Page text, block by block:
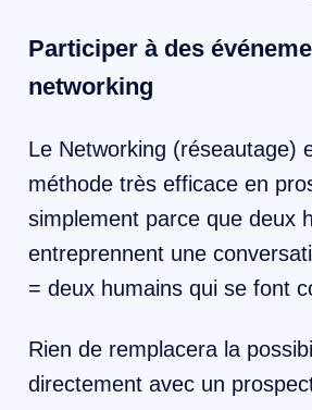
Participer à des
networking
Le Networking (réseautage)
méthode très efficace en
simplement parce que deux
entreprennent une
= deux humains qui se font
Rien de remplacera la
directement avec un